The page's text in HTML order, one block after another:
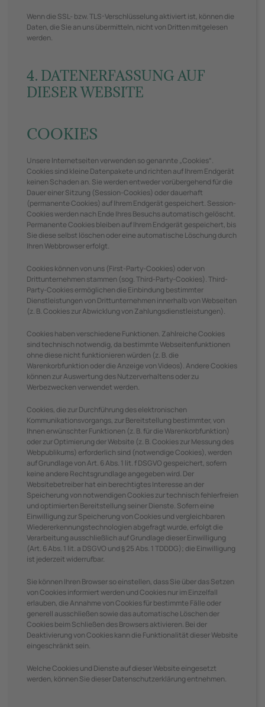
Wenn die SSL- bzw. TLS-Verschlüsselung aktiviert ist, können die
Daten, die Sie an uns übermitteln, nicht von Dritten mitgelesen
werden.
4. DATENERFASSUNG AUF
DIESER WEBSITE
COOKIES
Unsere Internetseiten verwenden so genannte „Cookies“.
Cookies sind kleine Datenpakete und richten auf Ihrem Endgerät
keinen Schaden an. Sie werden entweder vorübergehend für die
Dauer einer Sitzung (Session-Cookies) oder dauerhaft
(permanente Cookies) auf Ihrem Endgerät gespeichert. Session-
Cookies werden nach Ende Ihres Besuchs automatisch gelöscht.
Permanente Cookies bleiben auf Ihrem Endgerät gespeichert, bis
Sie diese selbst löschen oder eine automatische Löschung durch
Ihren Webbrowser erfolgt.
Cookies können von uns (First-Party-Cookies) oder von
Drittunternehmen stammen (sog. Third-Party-Cookies). Third-
Party-Cookies ermöglichen die Einbindung bestimmter
Dienstleistungen von Drittunternehmen innerhalb von Webseiten
(z. B. Cookies zur Abwicklung von Zahlungsdienstleistungen).
Cookies haben verschiedene Funktionen. Zahlreiche Cookies
sind technisch notwendig, da bestimmte Webseitenfunktionen
ohne diese nicht funktionieren würden (z. B. die
Warenkorbfunktion oder die Anzeige von Videos). Andere Cookies
können zur Auswertung des Nutzerverhaltens oder zu
Werbezwecken verwendet werden.
Cookies, die zur Durchführung des elektronischen
Kommunikationsvorgangs, zur Bereitstellung bestimmter, von
Ihnen erwünschter Funktionen (z. B. für die Warenkorbfunktion)
oder zur Optimierung der Website (z. B. Cookies zur Messung des
Webpublikums) erforderlich sind (notwendige Cookies), werden
auf Grundlage von Art. 6 Abs. 1 lit. f DSGVO gespeichert, sofern
keine andere Rechtsgrundlage angegeben wird. Der
Websitebetreiber hat ein berechtigtes Interesse an der
Speicherung von notwendigen Cookies zur technisch fehlerfreien
und optimierten Bereitstellung seiner Dienste. Sofern eine
Einwilligung zur Speicherung von Cookies und vergleichbaren
Wiedererkennungstechnologien abgefragt wurde, erfolgt die
Verarbeitung ausschließlich auf Grundlage dieser Einwilligung
(Art. 6 Abs. 1 lit. a DSGVO und § 25 Abs. 1 TDDDG); die Einwilligung
ist jederzeit widerrufbar.
Sie können Ihren Browser so einstellen, dass Sie über das Setzen
von Cookies informiert werden und Cookies nur im Einzelfall
erlauben, die Annahme von Cookies für bestimmte Fälle oder
generell ausschließen sowie das automatische Löschen der
Cookies beim Schließen des Browsers aktivieren. Bei der
Deaktivierung von Cookies kann die Funktionalität dieser Website
eingeschränkt sein.
Welche Cookies und Dienste auf dieser Website eingesetzt
werden, können Sie dieser Datenschutzerklärung entnehmen.